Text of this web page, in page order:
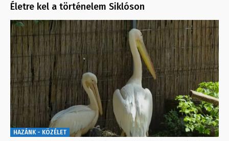
Életre kel a történelem Siklóson
HAZÁNK - KÖZÉLET